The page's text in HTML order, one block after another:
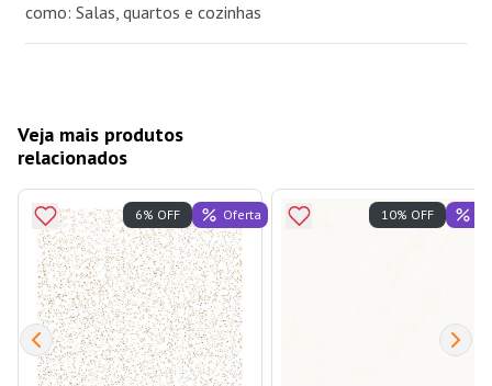
como: Salas, quartos e cozinhas
Veja mais produtos
relacionados
6% OFF Oferta 10% OFF